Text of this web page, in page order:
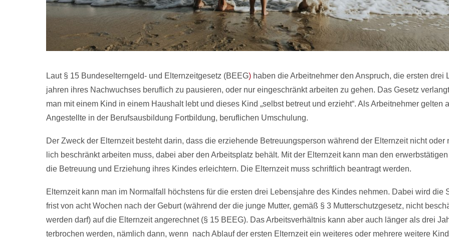
Laut § 15 Bun­des­el­tern­geld- und El­tern­zeit­ge­setz (BEEG) haben die Ar­beit­neh­mer den Anspruch, die ers­ten drei
jah­ren ih­res Nach­wuch­ses be­ruf­lich zu pau­sie­ren, oder nur ein­ge­schränkt ar­bei­ten zu gehen. Das Gesetz
man mit ei­nem Kind in ei­nem Haus­halt lebt und die­ses Kind „selbst be­treut und er­zieht“. Als Arbeitnehmer gelten
Angestellte in der Berufsausbildung Fortbildung, beruflichen Umschulung.
Der Zweck der El­tern­zeit be­steht dar­in, dass die er­zie­hen­de Be­treu­ungs­per­son während der El­tern­zeit nicht oder
lich be­schränkt ar­bei­ten muss, da­bei aber den Ar­beits­platz behält. Mit der Elternzeit kann man den
die Betreuung und Erziehung ihres Kindes erleichtern. Die Elternzeit muss schriftlich beantragt werden.
El­tern­zeit kann man im Nor­mal­fall höchs­tens für die ers­ten drei Le­bens­jah­re des Kin­des neh­men. Da­bei wird die
frist von acht Wo­chen nach der Ge­burt (während der die jun­ge Mut­ter, gemäß § 3 Mut­ter­schutz­ge­setz, nicht
wer­den darf) auf die El­tern­zeit an­ge­rech­net (§ 15 BEEG). Das Ar­beits­verhält­nis kann aber auch länger als drei
ter­bro­chen wer­den, nämlich dann, wenn nach Ab­lauf der ers­ten El­tern­zeit ein wei­te­res oder meh­re­re wei­te­re